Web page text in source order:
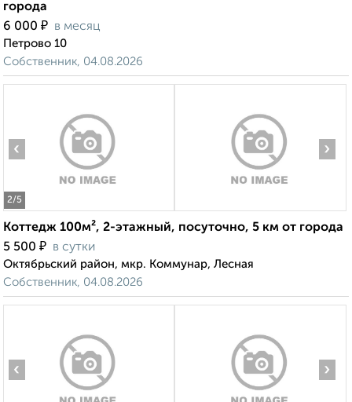
города
6 000 ₽ в месяц
Петрово 10
Собственник, 04.08.2026
2/5
‹ ›
Коттедж 100м², 2-этажный, посуточно, 5 км от города
5 500 ₽ в сутки
Октябрьский район, мкр. Коммунар, Лесная
Собственник, 04.08.2026
‹ ›